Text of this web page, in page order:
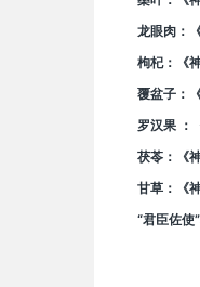
龙眼肉：
枸杞：《
覆盆子：
罗汉果 ：
茯苓：《
甘草：《
“君臣佐使